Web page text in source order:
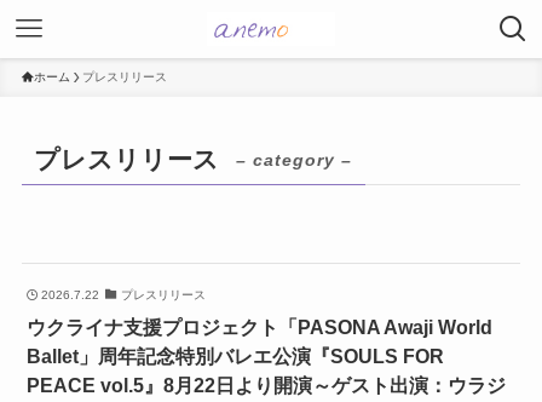
ホーム プレスリリース
プレスリリース – category –
2026.7.22 プレスリリース
ウクライナ支援プロジェクト「PASONA Awaji World
Ballet」周年記念特別バレエ公演『SOULS FOR
PEACE vol.5』8月22日より開演～ゲスト出演：ウラジ